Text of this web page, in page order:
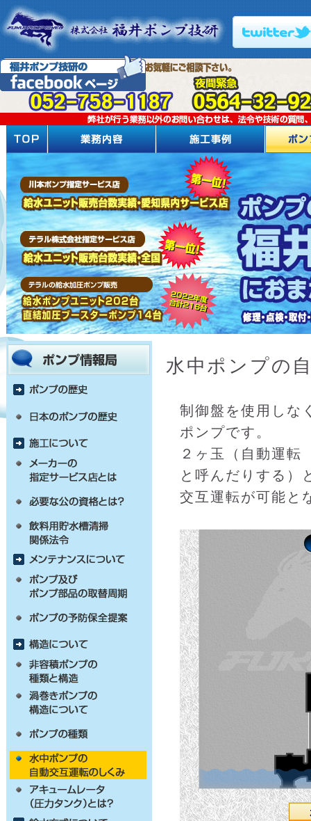
水中ポンプの
制御盤を使用しな
ポンプです。
２ヶ玉（自動運
と呼んだりする）
交互運転が可能と